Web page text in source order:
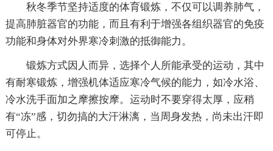
秋冬季节坚持适度的体育锻炼，不仅可以调养肺气，
提高肺脏器官的功能，而且有利于增强各组织器官的免疫
功能和身体对外界寒冷刺激的抵御能力。
锻炼方式因人而异，选择个人所能承受的运动，其中
有耐寒锻炼，增强机体适应寒冷气候的能力，如冷水浴、
冷水洗手面加之摩擦按摩。运动时不要穿得太厚，应稍
有“冻”感，切勿搞的大汗淋漓，当周身发热，尚未出汗即
可停止。